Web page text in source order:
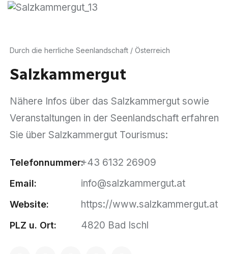
Durch die herrliche Seenlandschaft / Österreich
Salzkammergut
Nähere Infos über das Salzkammergut sowie
Veranstaltungen in der Seenlandschaft erfahren
Sie über Salzkammergut Tourismus:
Telefonnummer:+43 6132 26909
Email: info@salzkammergut.at
Website: https://www.salzkammergut.at
PLZ u. Ort: 4820 Bad Ischl